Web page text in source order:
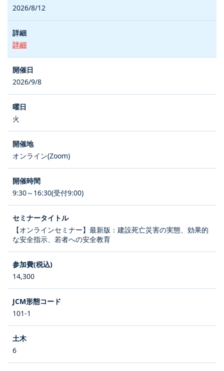
2026/8/12
詳細
2026/9/8
火
オンライン(Zoom)
9:30～16:30(受付9:00)
【オンラインセミナー】最新版：建設死亡災害の実態、効果的
な安全指示、若者への安全教育
14,300
101-1
6